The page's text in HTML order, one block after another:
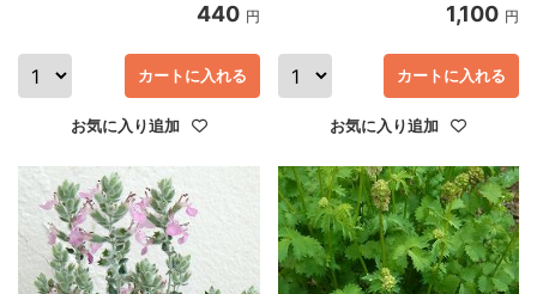
440 円
カートに入れる
お気に入り追加
1,100 円
カートに入れる
お気に入り追加